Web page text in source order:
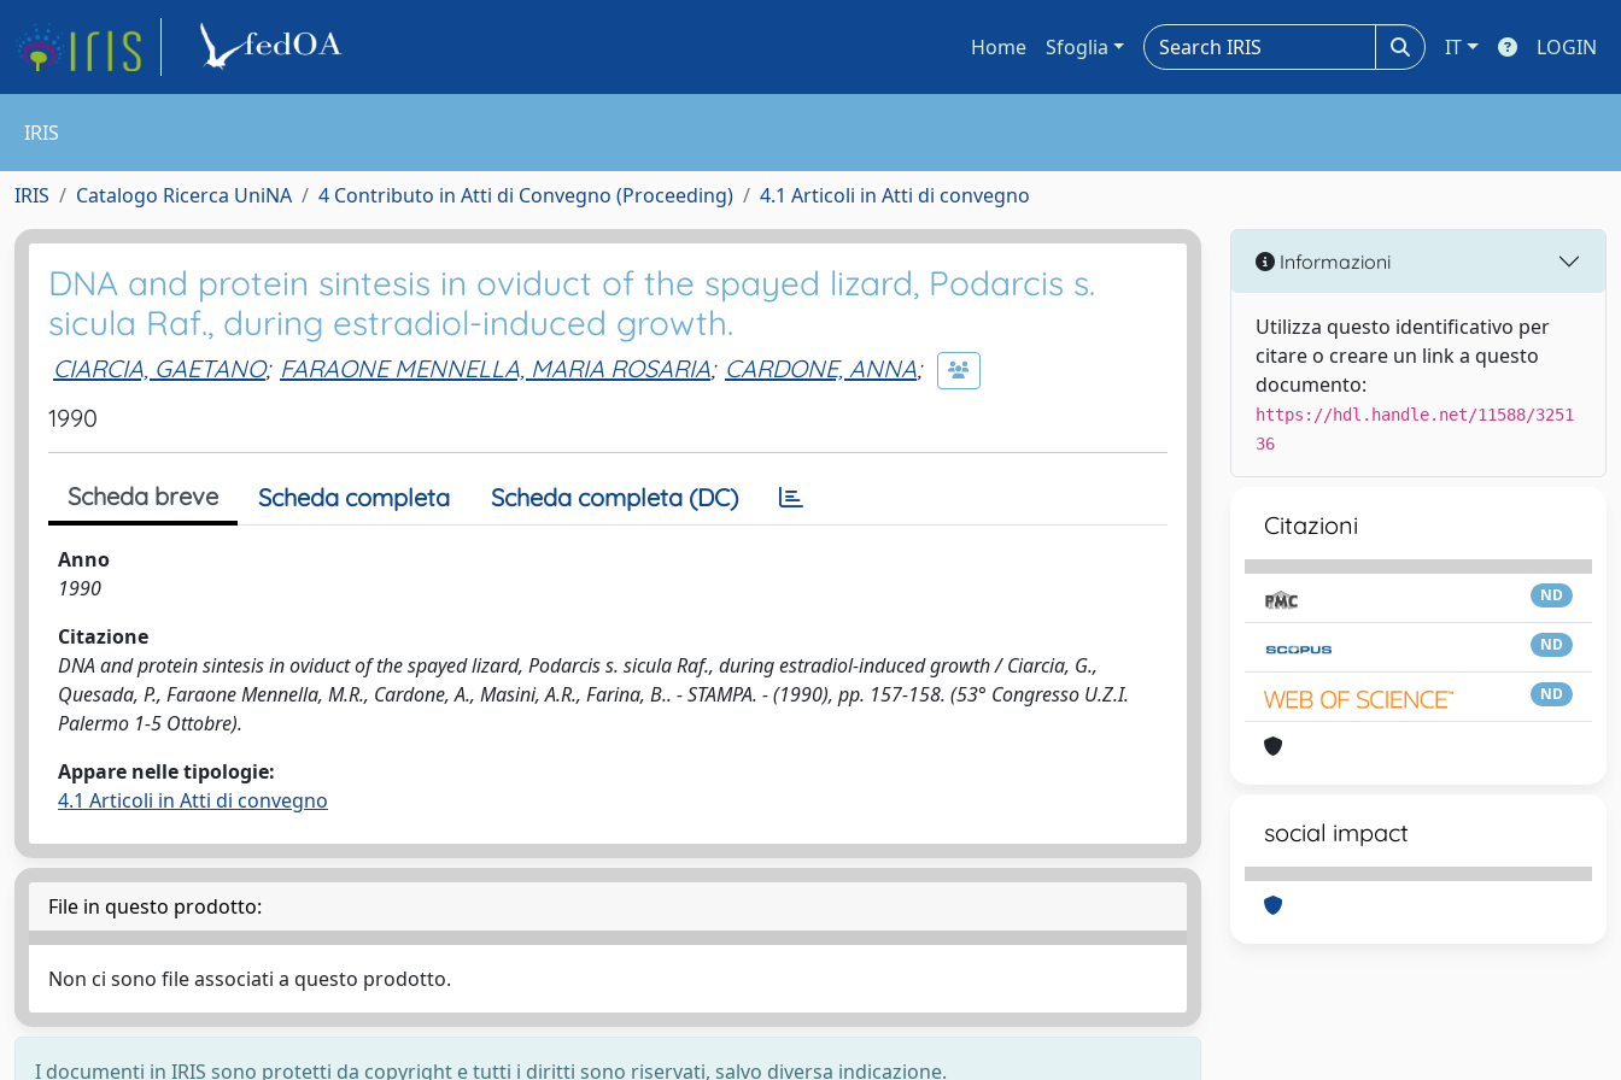
Home Sfoglia IT LOGIN
IRIS
IRIS Catalogo Ricerca UniNA 4 Contributo in Atti di Convegno (Proceeding) 4.1 Articoli in Atti di convegno
DNA and protein sintesis in oviduct of the spayed lizard, Podarcis s.
sicula Raf., during estradiol-induced growth.
CIARCIA, GAETANO; FARAONE MENNELLA, MARIA ROSARIA; CARDONE, ANNA;
1990
Scheda breve Scheda completa Scheda completa (DC)
Anno
1990
Citazione
DNA and protein sintesis in oviduct of the spayed lizard, Podarcis s. sicula Raf., during estradiol-induced growth / Ciarcia, G.,
Quesada, P., Faraone Mennella, M.R., Cardone, A., Masini, A.R., Farina, B.. - STAMPA. - (1990), pp. 157-158. (53° Congresso U.Z.I.
Palermo 1-5 Ottobre).
Appare nelle tipologie:
4.1 Articoli in Atti di convegno
File in questo prodotto:
Non ci sono file associati a questo prodotto.
I documenti in IRIS sono protetti da copyright e tutti i diritti sono riservati, salvo diversa indicazione.
Informazioni
Utilizza questo identificativo per
citare o creare un link a questo
documento:
https://hdl.handle.net/11588/3251
36
Citazioni
ND
ND
ND
social impact